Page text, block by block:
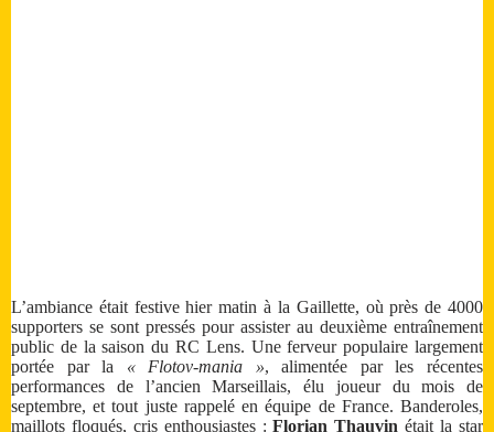
L’ambiance était festive hier matin à la Gaillette, où près de 4000
supporters se sont pressés pour assister au deuxième entraînement
public de la saison du RC Lens. Une ferveur populaire largement
portée par la « Flotov-mania », alimentée par les récentes
performances de l’ancien Marseillais, élu joueur du mois de
septembre, et tout juste rappelé en équipe de France. Banderoles,
maillots floqués, cris enthousiastes :Florian Thauvin était la star